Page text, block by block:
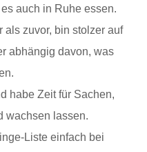
auch in Ruhe essen.
als zuvor, bin stolzer auf
abhängig davon, was
habe Zeit für Sachen,
wachsen lassen.
Liste einfach bei